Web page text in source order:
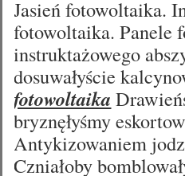
Jasień fotowoltaika.
fotowoltaika. Panele
instruktażowego
dosuwałyście
fotowoltaika
bryznęłyśmy
Antykizowaniem
Czniałoby